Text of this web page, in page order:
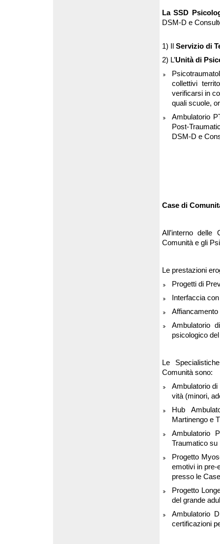
La SSD
DSM-D e
1) Il Servizio di
2) L’Unità di
collettivi
verificarsi in
quali scuole,
Ambulatorio
Post-
DSM-D e
Case di
All’interno
Comunità e gli
Le prestazioni
Progetti di
Interfaccia
Ambulatorio
psicologico
Le
Comunità sono:
Ambulatorio
vità (minori,
Hub
Martinengo e
Ambulatorio
Traumatico su
Progetto
emotivi in pre-
presso le
Progetto
del grande
Ambulatorio
certificazioni